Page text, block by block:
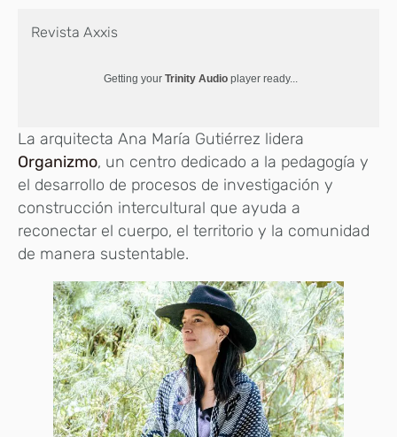
Revista Axxis
Getting your Trinity Audio player ready...
La arquitecta Ana María Gutiérrez lidera
Organizmo, un centro dedicado a la pedagogía y
el desarrollo de procesos de investigación y
construcción intercultural que ayuda a
reconectar el cuerpo, el territorio y la comunidad
de manera sustentable.